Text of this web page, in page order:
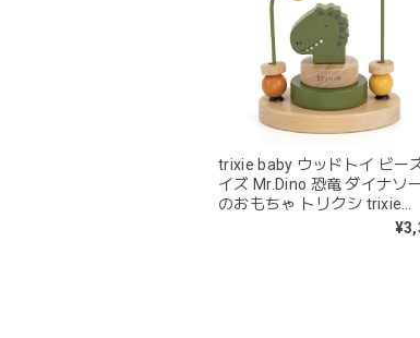
trixie baby ウッドトイ ビー
イズ Mr.Dino 恐竜 ダイナソ
のおもちゃ トリクシ trixie